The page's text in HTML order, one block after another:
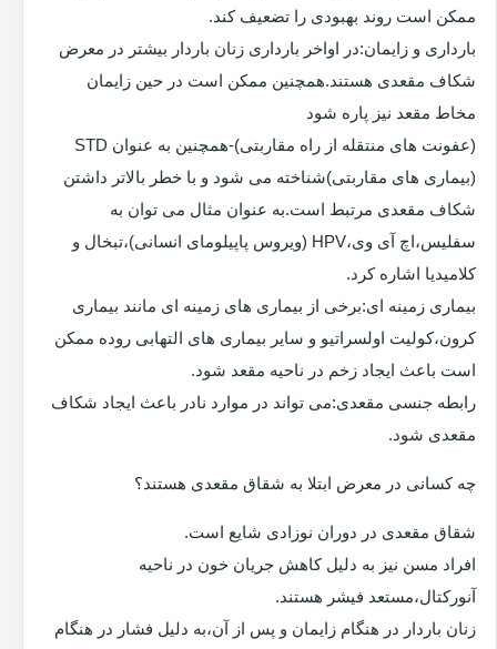
ممکن است روند بهبودی را تضعیف کند.
بارداری و زایمان:در اواخر بارداری زنان باردار بیشتر در معرض
شکاف مقعدی هستند.همچنین ممکن است در حین زایمان
مخاط مقعد نیز پاره شود
(عفونت های منتقله از راه مقاربتی)-همچنین به عنوان STD
(بیماری های مقاربتی)شناخته می شود و با خطر بالاتر داشتن
شکاف مقعدی مرتبط است.به عنوان مثال می توان به
سفلیس،اچ آی وی،HPV (ویروس پاپیلومای انسانی)،تبخال و
کلامیدیا اشاره کرد.
بیماری زمینه ای:برخی از بیماری های زمینه ای مانند بیماری
کرون،کولیت اولسراتیو و سایر بیماری های التهابی روده ممکن
است باعث ایجاد زخم در ناحیه مقعد شود.
رابطه جنسی مقعدی:می تواند در موارد نادر باعث ایجاد شکاف
مقعدی شود.
چه کسانی در معرض ابتلا به شقاق مقعدی هستند؟
شقاق مقعدی در دوران نوزادی شایع است.
افراد مسن نیز به دلیل کاهش جریان خون در ناحیه
آنورکتال،مستعد فیشر هستند.
زنان باردار در هنگام زایمان و پس از آن،به دلیل فشار در هنگام